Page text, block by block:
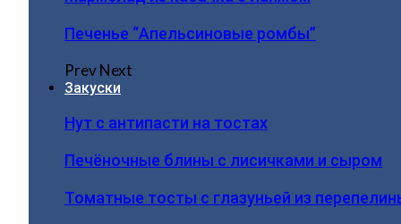
Печенье “Апельсиновые ромбы”
PrevNext
Закуски
Нут с антипасти на тостах
Печёночные блины с лисичками и сыром
Томатные тосты с глазуньей из